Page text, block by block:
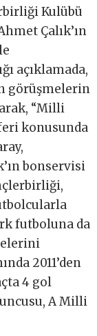
Kulübü
Çalık’ın
açıklamada,
görüşmelerin
“Milli
konusunda
bonservisi
futboluna da
2011’den
4 gol
A Milli